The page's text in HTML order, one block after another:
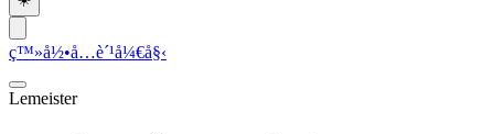
ç™»å½•å…è´¹å¼€å§‹
Lemeister